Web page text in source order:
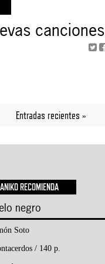
canciones
Entradas recientes »
RECOMIENDA
negro
Soto
/ 140 p.